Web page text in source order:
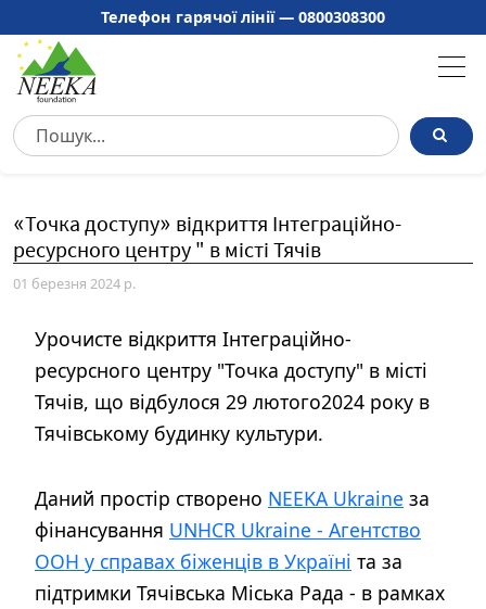
Телефон гарячої лінії — 0800308300
«Точка доступу» відкриття Інтеграційно-
ресурсного центру " в місті Тячів
01 березня 2024 р.
Урочисте відкриття Інтеграційно-
ресурсного центру "Точка доступу" в місті
Тячів, що відбулося 29 лютого2024 року в
Тячівському будинку культури.
Даний простір створено NEEKA Ukraine за
фінансування UNHCR Ukraine - Aгентство
ООН у справах біженців в Україні та за
підтримки Тячівська Міська Рада - в рамках